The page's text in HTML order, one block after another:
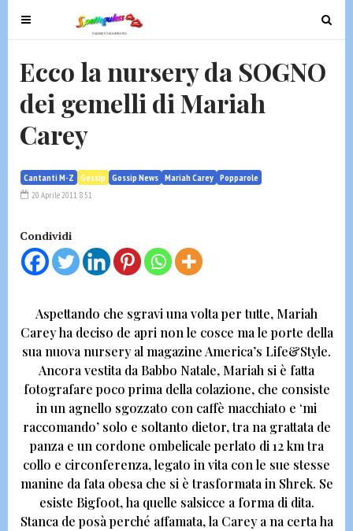
T
o
g
e
n
v
i
i
T
o
g
Ecco la nursery da SOGNO
dei gemelli di Mariah
Carey
Cantanti M-Z Gossip Gossip News Mariah Carey Popparole
20 Aprile 2011 8:51
Condividi
Aspettando che sgravi una volta per tutte, Mariah
Carey ha deciso de apri non le cosce ma le porte della
sua nuova nursery al magazine America’s Life&Style.
Ancora vestita da Babbo Natale, Mariah si è fatta
fotografare poco prima della colazione, che consiste
in un agnello sgozzato con caffè macchiato e ‘mi
raccomando’ solo e soltanto dietor, tra na grattata de
panza e un cordone ombelicale perlato di 12 km tra
collo e circonferenza, legato in vita con le sue stesse
manine da fata obesa che si è trasformata in Shrek. Se
esiste Bigfoot, ha quelle salsicce a forma di dita.
Stanca de posà perché affamata, la Carey a na certa ha